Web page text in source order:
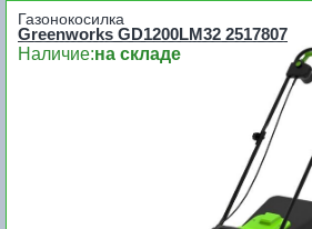
Газонокосилка
Greenworks GD1200LM32 2517807
Наличие:на складе